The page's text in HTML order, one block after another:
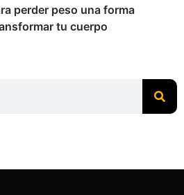
perder peso una forma
tu cuerpo